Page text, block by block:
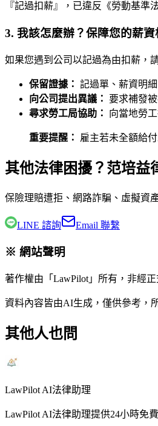
『記過扣薪』，已違反《勞動基準
3. 我該怎麼辦？保障您的薪資
如果您遇到公司以記過為由扣薪，
保留證據： 記過單、薪資明
向公司提出異議： 要求補發
尋求勞工局協助：
向當地勞
重要提醒： 雇主若未全額給
其他法律困擾？范培益
保險理賠遭拒、網路詐騙、虛擬
LINE 諮詢 Email 聯繫
※ 網站聲明
著作權由「LawPilot」所有，非經
資料內容皆由AI生成，僅供參考，
其他人也問
LawPilot AI法律助理
LawPilot AI法律助理提供24小時免